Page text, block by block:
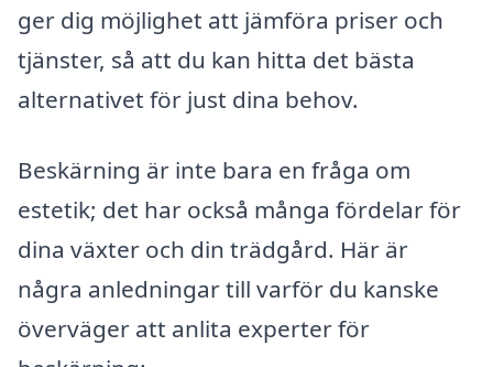
ger dig möjlighet att jämföra priser och
tjänster, så att du kan hitta det bästa
alternativet för just dina behov.
Beskärning är inte bara en fråga om
estetik; det har också många fördelar för
dina växter och din trädgård. Här är
några anledningar till varför du kanske
överväger att anlita experter för